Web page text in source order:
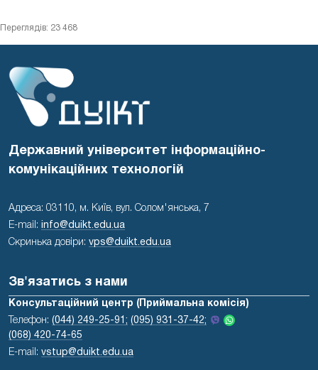
Переглядів: 23 468
Державний університет інформаційно-
комунікаційних технологій
Адреса: 03110, м. Київ, вул. Солом'янська, 7
E-mail: info@duikt.edu.ua
Скринька довіри: vps@duikt.edu.ua
Зв'язатись з нами
Консультаційний центр (Приймальна комісія)
Телефон: (044) 249-25-91; (095) 931-37-42;
(068) 420-74-65
E-mail: vstup@duikt.edu.ua